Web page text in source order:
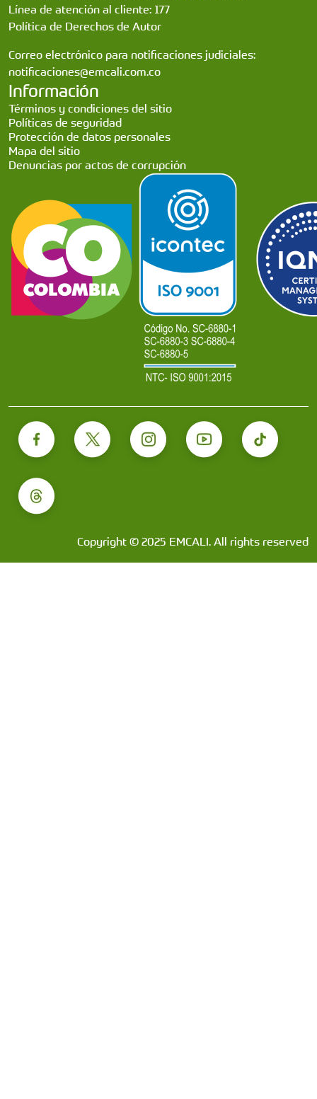
Línea de atención al cliente: 177
Política de Derechos de Autor
Correo electrónico para notificaciones judiciales:
notificaciones@emcali.com.co
Información
Términos y condiciones del sitio
Políticas de seguridad
Protección de datos personales
Mapa del sitio
Denuncias por actos de corrupción
Copyright © 2025 EMCALI. All rights reserved